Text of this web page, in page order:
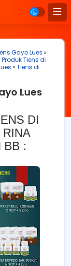
Gayo Lues »
Tiens di
» Tiens di
Lues
DI
BB :